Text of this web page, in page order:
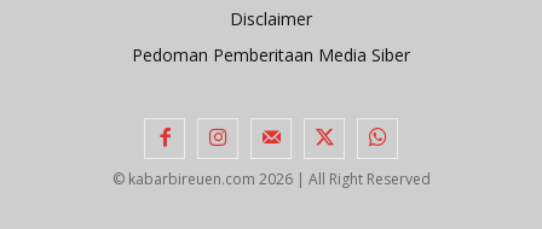
Disclaimer
Pedoman Pemberitaan Media Siber
© kabarbireuen.com 2026 | All Right Reserved